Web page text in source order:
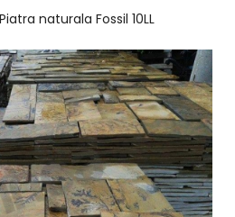
Piatra naturala Fossil 10LL